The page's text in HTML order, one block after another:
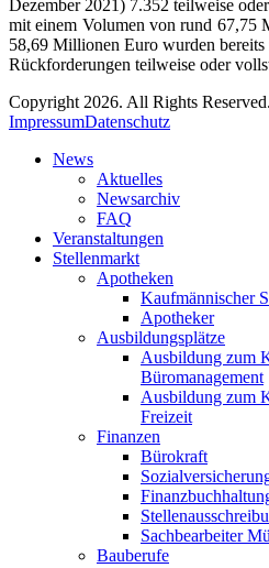
Dezember 2021) 7.352 teilweise
mit einem Volumen von rund 67,75
58,69 Millionen Euro wurden
Rückforderungen teilweise oder
Copyright 2026. All Rights Reserved.
ImpressumDatenschutz
News
Aktuelles
Newsarchiv
FAQ
Veranstaltungen
Stellenmarkt
Apotheken
Kaufmännischer
Apotheker
Ausbildungsplätze
Ausbildung zum
Büromanagement
Ausbildung zum
Freizeit
Finanzen
Bürokraft
Sachbearbeiter
Bauberufe